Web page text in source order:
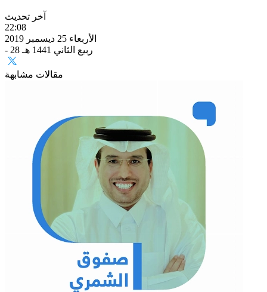
آخر تحديث
22:08
الأربعاء 25 ديسمبر 2019
- 28 ربيع الثاني 1441 هـ
مقالات مشابهة